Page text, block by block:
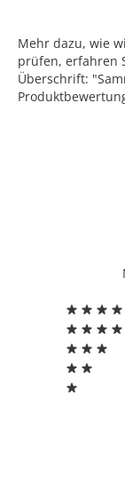
Mehr dazu, wie
prüfen, erfahren
Überschrift: